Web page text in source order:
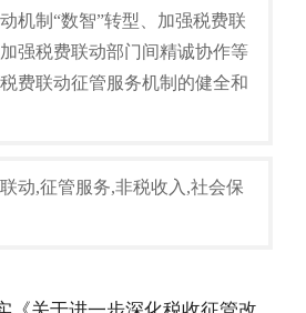
机制“数智”转型、加强税费联
强税费联动部门间精诚协作等
费联动征管服务机制的健全和
动,征管服务,非税收入,社会保